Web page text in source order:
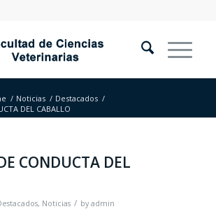
/ Noticias / Destacados /
DEL CABALLO
CONDUCTA DEL
, Noticias / by admin